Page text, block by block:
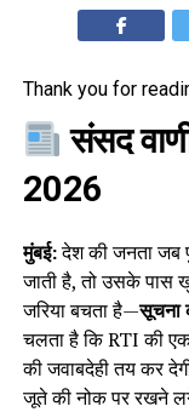
Thank you for
संसद
2026
मुंबई:देश की जनता जब
जाती है, तो उसके पास
जरिया बचता है—सूचना
चलता है कि RTI की एक
की जवाबदेही तय कर
जूते की नोक पर रखने